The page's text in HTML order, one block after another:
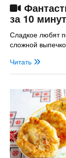
за 10 минут
Сладкое любят
сложной
Читать